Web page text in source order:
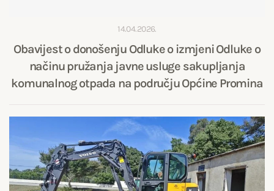
14.04.2026.
Obavijest o donošenju Odluke o izmjeni Odluke o
načinu pružanja javne usluge sakupljanja
komunalnog otpada na području Općine Promina